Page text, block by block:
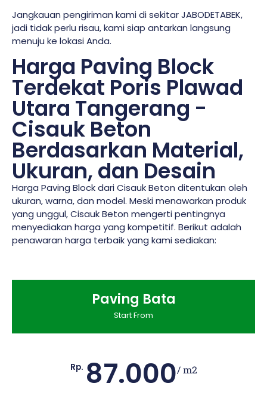
Jangkauan pengiriman kami di sekitar JABODETABEK,
jadi tidak perlu risau, kami siap antarkan langsung
menuju ke lokasi Anda.
Harga Paving Block
Terdekat Poris Plawad
Utara Tangerang -
Cisauk Beton
Berdasarkan Material,
Ukuran, dan Desain
Harga Paving Block dari Cisauk Beton ditentukan oleh
ukuran, warna, dan model. Meski menawarkan produk
yang unggul, Cisauk Beton mengerti pentingnya
menyediakan harga yang kompetitif. Berikut adalah
penawaran harga terbaik yang kami sediakan:
Paving Bata
Start From
Rp. 87.000/ m2